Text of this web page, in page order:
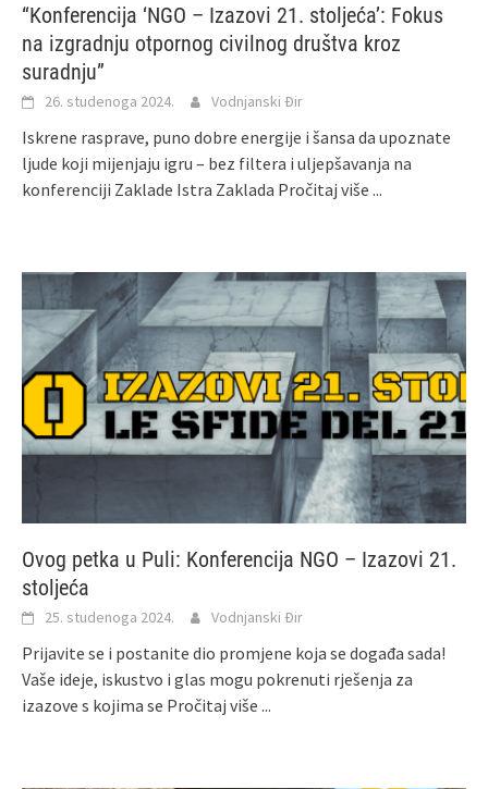
“Konferencija ‘NGO – Izazovi 21. stoljeća’: Fokus
na izgradnju otpornog civilnog društva kroz
suradnju”
26. studenoga 2024. Vodnjanski Đir
Iskrene rasprave, puno dobre energije i šansa da upoznate
ljude koji mijenjaju igru – bez filtera i uljepšavanja na
konferenciji Zaklade Istra Zaklada Pročitaj više ...
Ovog petka u Puli: Konferencija NGO – Izazovi 21.
stoljeća
25. studenoga 2024. Vodnjanski Đir
Prijavite se i postanite dio promjene koja se događa sada!
Vaše ideje, iskustvo i glas mogu pokrenuti rješenja za
izazove s kojima se Pročitaj više ...